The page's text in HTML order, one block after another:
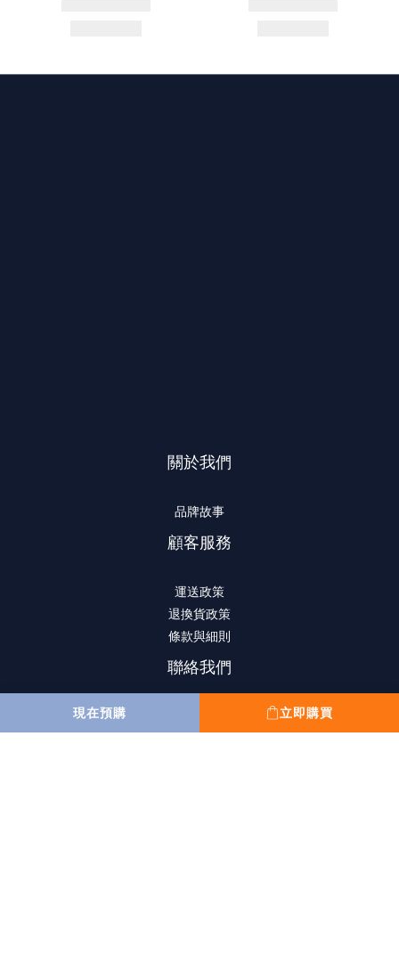
現在預購 立即購買
關於我們
品牌故事
顧客服務
運送政策
退換貨政策
條款與細則
聯絡我們